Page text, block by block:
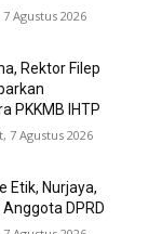
7 Agustus 2026
Rektor Filep
PKKMB IHTP
7 Agustus 2026
Etik, Nurjaya,
DPRD